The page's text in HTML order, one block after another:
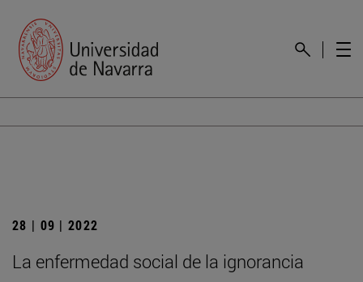
28 | 09 | 2022
La enfermedad social de la ignorancia